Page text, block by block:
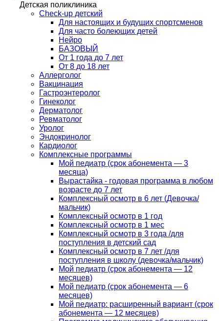
Детская поликлиника
Check-up детский
Для настоящих и будущих спортсменов
Для часто болеющих детей
Нейро
БАЗОВЫЙ
От 1 года до 7 лет
От 8 до 18 лет
Аллерголог
Вакцинация
Гастроэнтеролог
Гинеколог
Дерматолог
Ревматолог
Уролог
Эндокринолог
Кардиолог
Комплексные программы
Мой педиатр (срок абонемента — 3
месяца)
Вырастайка - годовая программа в любом
возрасте до 7 лет
Комплексный осмотр в 6 лет (Девочка/
мальчик)
Комплексный осмотр в 1 год
Комплексный осмотр в 1 мес
Комплексный осмотр в 3 года /для
поступления в детский сад
Комплексный осмотр в 7 лет /для
поступления в школу (девочка/мальчик)
Мой педиатр (срок абонемента — 12
месяцев)
Мой педиатр (срок абонемента — 6
месяцев)
Мой педиатр: расширенный вариант (срок
абонемента — 12 месяцев)